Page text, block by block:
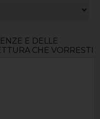
E DELLE
CHE VORRESTI